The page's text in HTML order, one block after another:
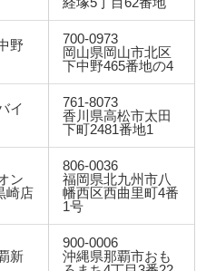
野
700-0973
岡山県岡山市北区
下中野465番地の4
イ
761-8073
香川県高松市太田
下町2481番地1
ン
崎店
806-0036
福岡県北九州市八
幡西区西曲里町4番
1号
新
900-0006
沖縄県那覇市おも